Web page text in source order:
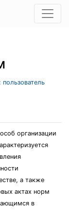
организации
а также
актах норм
в